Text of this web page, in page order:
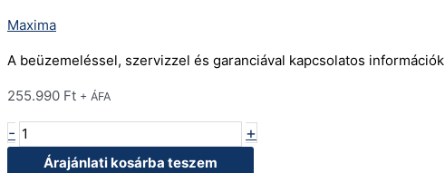
Maxima
A beüzemeléssel, szervizzel és garanciával kapcsolatos információk
255.990 Ft + ÁFA
- +
Árajánlati kosárba teszem